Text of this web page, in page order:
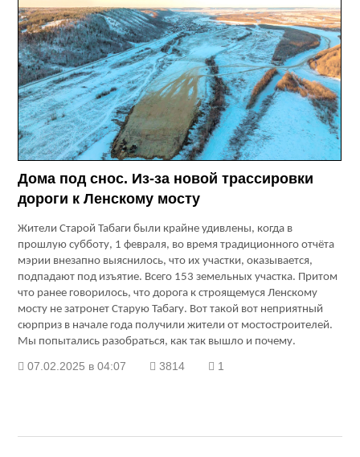
Дома под снос. Из-за новой трассировки
дороги к Ленскому мосту
Жители Старой Табаги были крайне удивлены, когда в
прошлую субботу, 1 февраля, во время традиционного отчёта
мэрии внезапно выяснилось, что их участки, оказывается,
подпадают под изъятие. Всего 153 земельных участка. Притом
что ранее говорилось, что дорога к строящемуся Ленскому
мосту не затронет Старую Табагу. Вот такой вот неприятный
сюрприз в начале года получили жители от мостостроителей.
Мы попытались разобраться, как так вышло и почему.
07.02.2025 в 04:07 3814 1